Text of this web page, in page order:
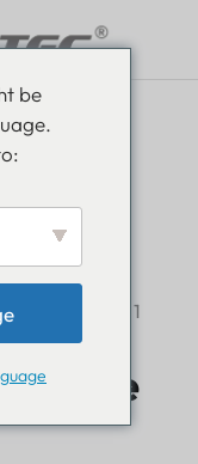
Cat 1
be